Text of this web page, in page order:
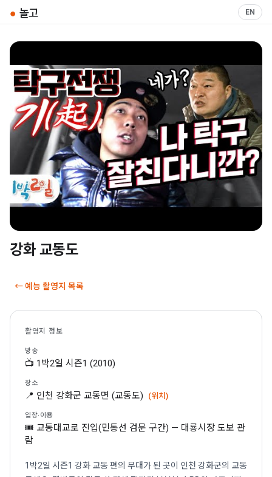
● 놀고 EN
▶
강화 교동도
← 예능 촬영지 목록
촬영지 정보
방송
📺 1박2일 시즌1 (2010)
장소
📍 인천 강화군 교동면 (교동도) (위치)
입장·이용
🎟 교동대교로 진입(민통선 검문 구간) — 대룡시장 도보 관
람
1박2일 시즌1 강화 교동 편의 무대가 된 곳이 인천 강화군의 교동